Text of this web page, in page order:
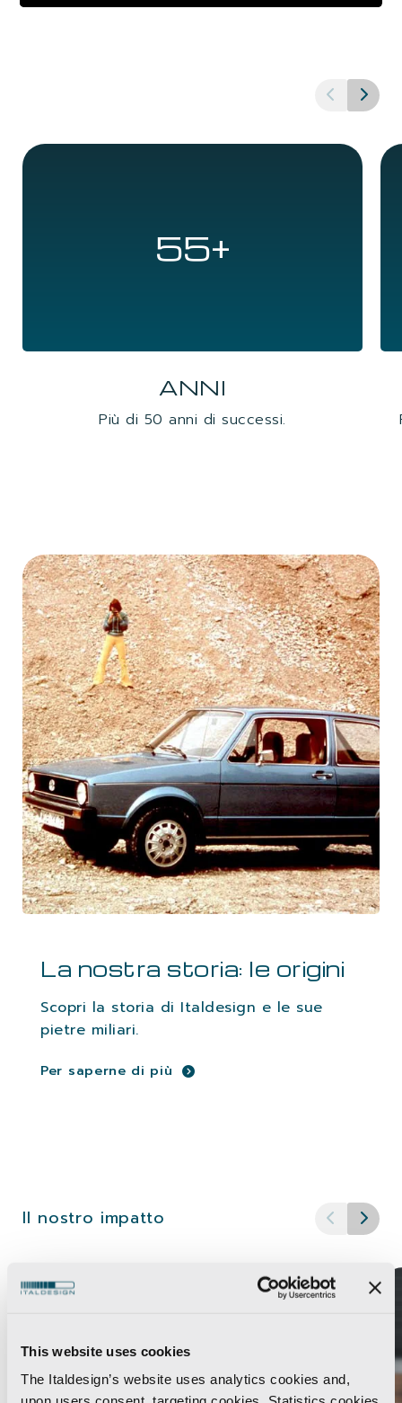
This website uses cookies
The Italdesign’s website uses analytics cookies and,
55+
ANNI
Più di 50 anni di successi.
La nostra storia: le origini
Scopri la storia di Italdesign e le sue
pietre miliari.
Per saperne di più
Il nostro impatto